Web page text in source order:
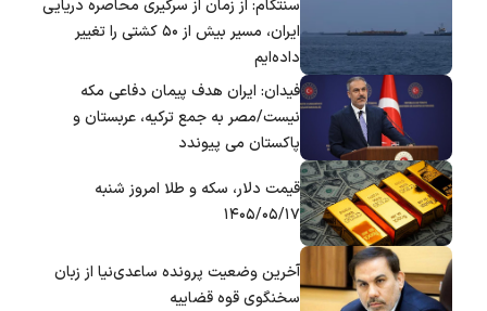
سنتکام: از زمان از سرگیری محاصره دریایی
ایران، مسیر بیش از ۵۰ کشتی را تغییر
داده‌ایم
فیدان: ایران هدف پیمان دفاعی مکه
نیست/مصر به جمع ترکیه، عربستان و
پاکستان می پیوندد
قیمت دلار، سکه و طلا امروز شنبه
۱۴۰۵/۰۵/۱۷
آخرین وضعیت پرونده ساعدی‌نیا از زبان
سخنگوی قوه قضاییه